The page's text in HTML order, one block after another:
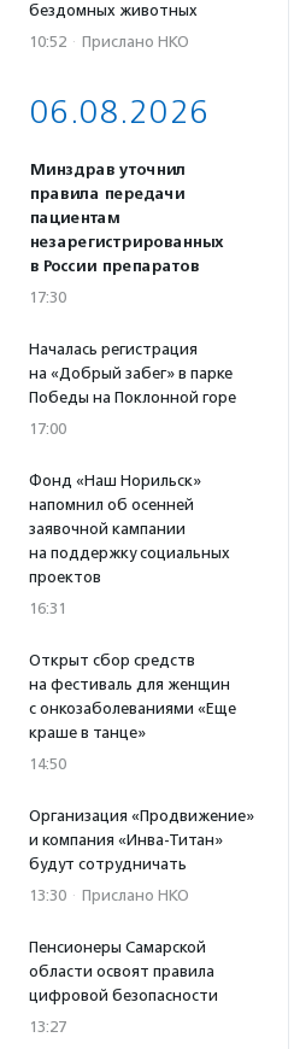
бездомных животных
10:52 · Прислано НКО
06.08.2026
Минздрав уточнил
правила передачи
пациентам
незарегистрированных
в России препаратов
17:30
Началась регистрация
на «Добрый забег» в парке
Победы на Поклонной горе
17:00
Фонд «Наш Норильск»
напомнил об осенней
заявочной кампании
на поддержку социальных
проектов
16:31
Открыт сбор средств
на фестиваль для женщин
с онкозаболеваниями «Еще
краше в танце»
14:50
Организация «Продвижение»
и компания «Инва-Титан»
будут сотрудничать
13:30 · Прислано НКО
Пенсионеры Самарской
области освоят правила
цифровой безопасности
13:27